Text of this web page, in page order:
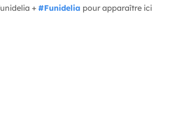
+ #Funidelia pour apparaître ici